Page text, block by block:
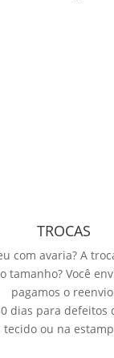
TROCAS
com avaria? A
tamanho? Você
pagamos o
dias para defeitos
tecido ou na